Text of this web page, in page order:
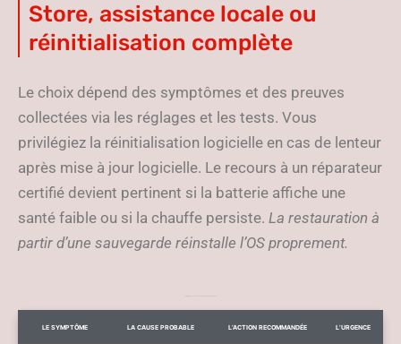
Store, assistance locale ou
réinitialisation complète
Le choix dépend des symptômes et des preuves
collectées via les réglages et les tests. Vous
privilégiez la réinitialisation logicielle en cas de lenteur
après mise à jour logicielle. Le recours à un réparateur
certifié devient pertinent si la batterie affiche une
santé faible ou si la chauffe persiste. La restauration à
partir d’une sauvegarde réinstalle l’OS proprement.
LE SYMPTÔME LA CAUSE PROBABLE L’ACTION RECOMMANDÉE L’URGENCE